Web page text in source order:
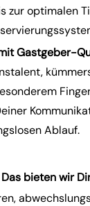
zur optimalen
Gastgeber-
Ablauf.
bieten wir